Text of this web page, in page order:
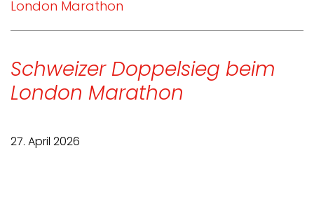
London Marathon
Schweizer Doppelsieg beim
London Marathon
27. April 2026